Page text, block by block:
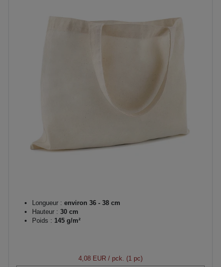
Longueur : environ 36 - 38 cm
Hauteur : 30 cm
Poids : 145 g/m²
4,08 EUR / pck. (1 pc)